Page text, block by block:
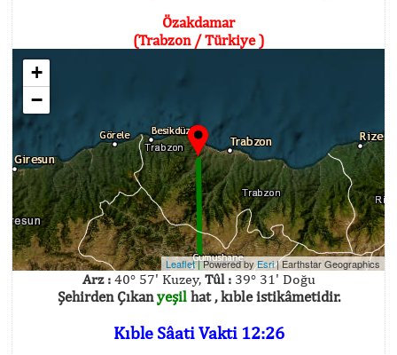
Özakdamar
(Trabzon / Türkiye )
+
−
Leaflet| Powered byEsri|Earthstar Geographics
Arz :40° 57' Kuzey, Tûl :39° 31' Doğu
Şehirden Çıkanyeşilhat , kıble istikâmetidir.
Kıble Sâati Vakti 12:26